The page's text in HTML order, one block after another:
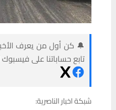
🔔 كن أول من يعرف
تابع حساباتنا على
شبكة اخبار الناصرية: